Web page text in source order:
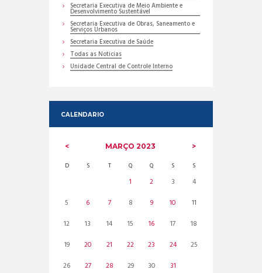
Secretaria Executiva de Meio Ambiente e
Desenvolvimento Sustentável
Secretaria Executiva de Obras, Saneamento e
Serviços Urbanos
Secretaria Executiva de Saúde
Todas as Noticias
Unidade Central de Controle Interno
CALENDARIO
MARÇO 2023
D S T Q Q S S
1 2 3
4
5
6 7 8 9 10
11
12
13 14 15 16 17
18
19
20 21 22 23 24
25
26
27 28 29 30 31